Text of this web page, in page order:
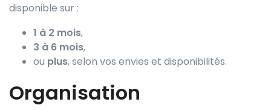
disponible sur :
1 à 2 mois,
3 à 6 mois,
ou plus, selon vos envies et disponibilités.
Organisation